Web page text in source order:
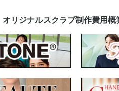
KLEIN
アン ジョ
（リゼルヴ
（ハネク
ツ トップス
パンツ
FOLK
PANTONE
Dickies
Wacoal
Mizuno
MICHEL KLEIN
UNITE
en joie（アン ジ
HANECTONE（ハ
サーヴォ
RISERVA（リゼル
WHISEL
スクラブ・パンツ
チュニック
ドクターコート
ワンピース
カーディガン
インナー
その他アイテム
メーカー別
オリジナルスクラブ制作費用